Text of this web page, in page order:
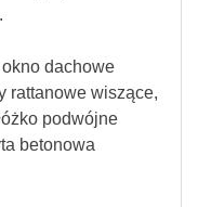
okno dachowe
rattanowe wiszące,
podwójne
betonowa